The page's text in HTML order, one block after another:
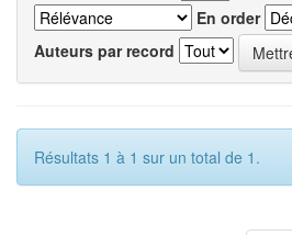
En order
Auteurs par record
Résultats 1 à 1 sur un total de 1.